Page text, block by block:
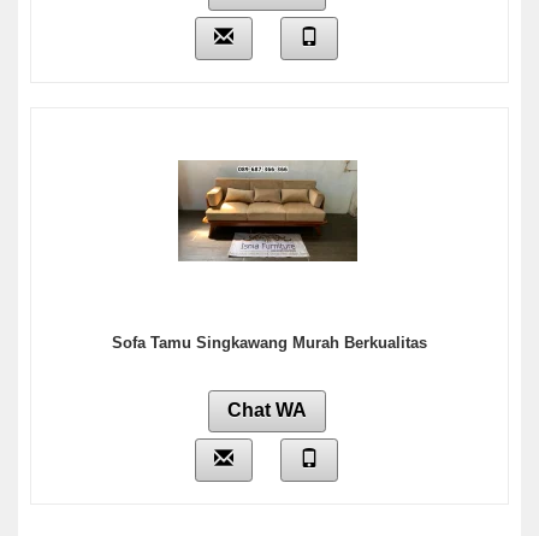
Sofa Tamu Singkawang Murah Berkualitas
Chat WA